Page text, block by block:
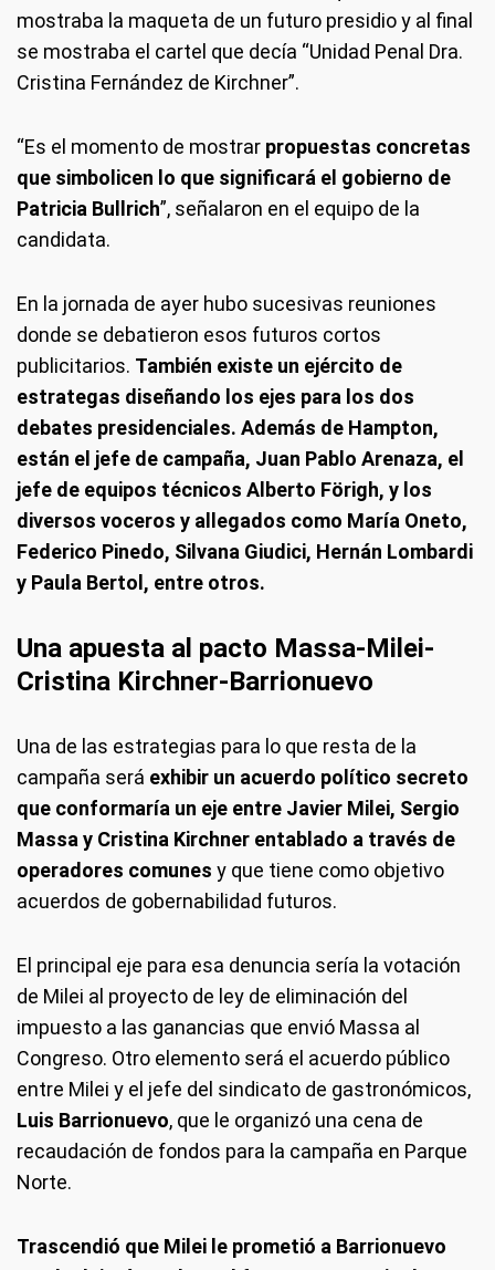
mostraba la maqueta de un futuro presidio y al final
se mostraba el cartel que decía “Unidad Penal Dra.
Cristina Fernández de Kirchner”.
“Es el momento de mostrar propuestas concretas
que simbolicen lo que significará el gobierno de
Patricia Bullrich”, señalaron en el equipo de la
candidata.
En la jornada de ayer hubo sucesivas reuniones
donde se debatieron esos futuros cortos
publicitarios. También existe un ejército de
estrategas diseñando los ejes para los dos
debates presidenciales. Además de Hampton,
están el jefe de campaña, Juan Pablo Arenaza, el
jefe de equipos técnicos Alberto Förigh, y los
diversos voceros y allegados como María Oneto,
Federico Pinedo, Silvana Giudici, Hernán Lombardi
y Paula Bertol, entre otros.
Una apuesta al pacto Massa-Milei-
Cristina Kirchner-Barrionuevo
Una de las estrategias para lo que resta de la
campaña será exhibir un acuerdo político secreto
que conformaría un eje entre Javier Milei, Sergio
Massa y Cristina Kirchner entablado a través de
operadores comunes y que tiene como objetivo
acuerdos de gobernabilidad futuros.
El principal eje para esa denuncia sería la votación
de Milei al proyecto de ley de eliminación del
impuesto a las ganancias que envió Massa al
Congreso. Otro elemento será el acuerdo público
entre Milei y el jefe del sindicato de gastronómicos,
Luis Barrionuevo, que le organizó una cena de
recaudación de fondos para la campaña en Parque
Norte.
Trascendió que Milei le prometió a Barrionuevo